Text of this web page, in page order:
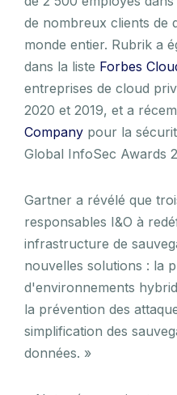
de nombreux clients de
monde entier. Rubrik a
dans la liste Forbes
entreprises de cloud
2020 et 2019, et a
Company pour la
Global InfoSec Awards
Gartner a révélé que
responsables I&O à
infrastructure de
nouvelles solutions : la
d'environnements
la prévention des
simplification des
données. »